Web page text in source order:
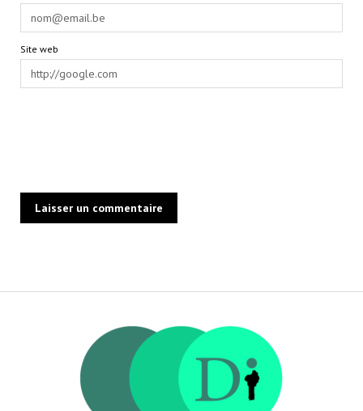
Site web